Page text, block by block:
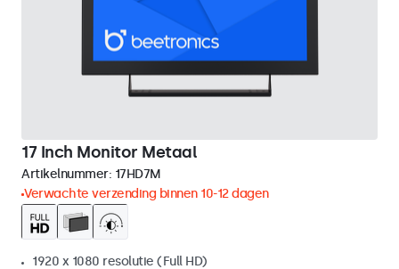
17 Inch Monitor Metaal
Artikelnummer: 17HD7M
Verwachte verzending binnen 10-12 dagen
1920 x 1080 resolutie (Full HD)